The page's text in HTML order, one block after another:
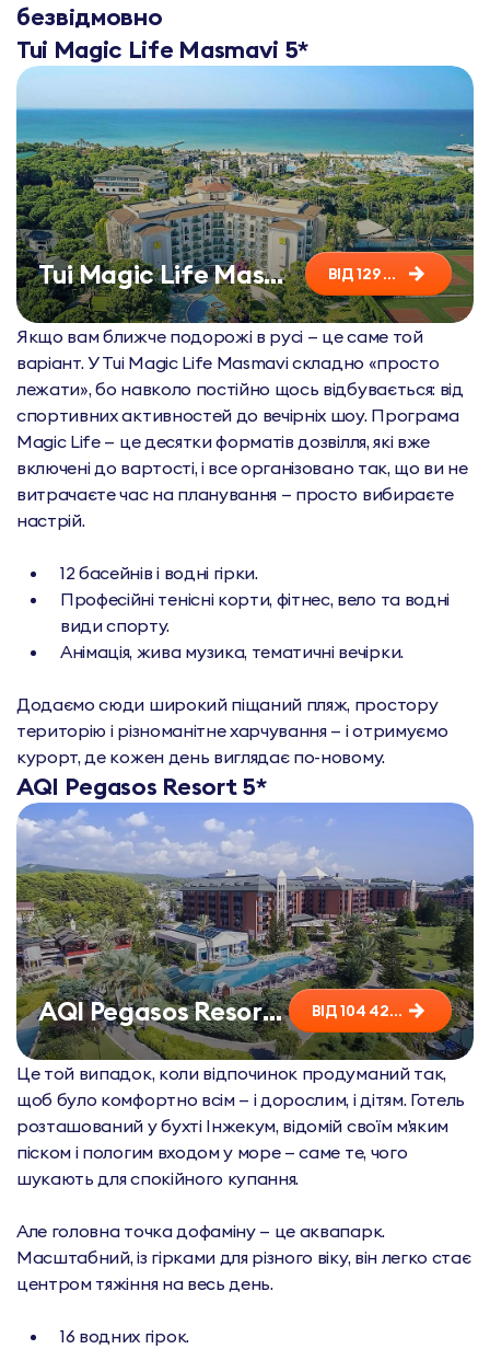
безвідмовно
Tui Magic Life Masmavi 5*
Tui Magic Life Masmavi 5* ВІД 129 275 ₴
Якщо вам ближче подорожі в русі — це саме той
варіант. У Tui Magic Life Masmavi складно «просто
лежати», бо навколо постійно щось відбувається: від
спортивних активностей до вечірніх шоу. Програма
Magic Life — це десятки форматів дозвілля, які вже
включені до вартості, і все організовано так, що ви не
витрачаєте час на планування — просто вибираєте
настрій.
12 басейнів і водні гірки.
Професійні тенісні корти, фітнес, вело та водні
види спорту.
Анімація, жива музика, тематичні вечірки.
Додаємо сюди широкий піщаний пляж, простору
територію і різноманітне харчування — і отримуємо
курорт, де кожен день виглядає по-новому.
AQI Pegasos Resort 5*
AQI Pegasos Resort 5* ВІД 104 424 ₴
Це той випадок, коли відпочинок продуманий так,
щоб було комфортно всім — і дорослим, і дітям. Готель
розташований у бухті Інжекум, відомій своїм м’яким
піском і пологим входом у море — саме те, чого
шукають для спокійного купання.
Але головна точка дофаміну — це аквапарк.
Масштабний, із гірками для різного віку, він легко стає
центром тяжіння на весь день.
16 водних гірок.